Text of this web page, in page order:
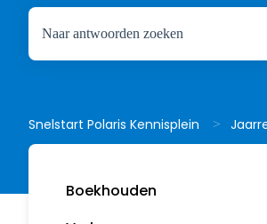
Snelstart Polaris Kennisplein
Boekhouden